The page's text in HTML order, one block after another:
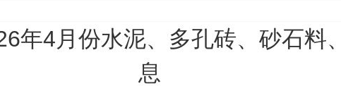
年4月份水泥、多孔砖、砂石料
息